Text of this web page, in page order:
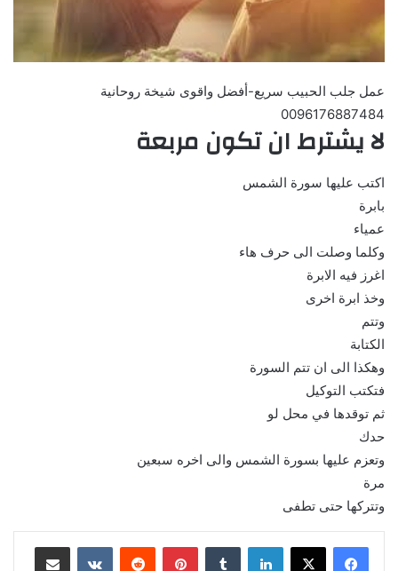
عمل جلب الحبيب سريع-أفضل واقوى شيخة روحانية
0096176887484
لا يشترط ان تكون مربعة
اكتب عليها سورة الشمس
بابرة
عمياء
وكلما وصلت الى حرف هاء
اغرز فيه الابرة
وخذ ابرة اخرى
وتتم
الكتابة
وهكذا الى ان تتم السورة
فتكتب التوكيل
ثم توقدها في محل لو
حدك
وتعزم عليها بسورة الشمس والى اخره سبعين
مرة
وتتركها حتى تطفى
لينكدإن بينتيريست مشاركة عبر البريد